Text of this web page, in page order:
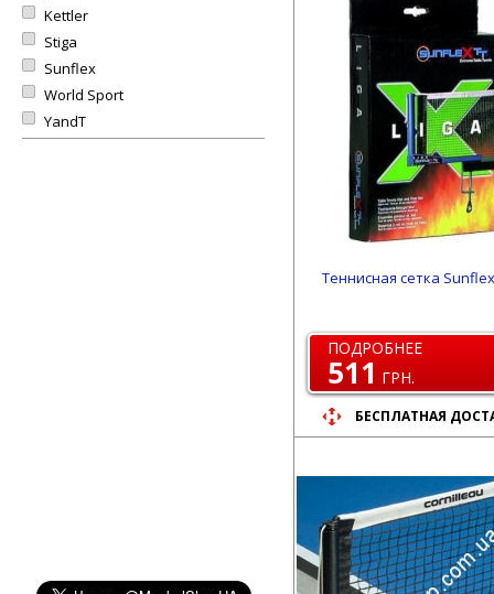
Kettler
Stiga
Sunflex
World Sport
YandT
Теннисная сетка
ПОДРОБНЕЕ
511 ГРН.
БЕСПЛАТНАЯ